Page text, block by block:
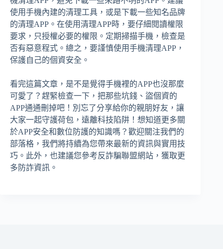
使用手機內建的清理工具，或是下載一些知名品牌
的清理APP。在使用清理APP時，要仔細閱讀權限
要求，只授權必要的權限。定期掃描手機，檢查是
否有惡意程式。總之，要謹慎使用手機清理APP，
保護自己的個資安全。
看完這篇文章，是不是覺得手機裡的APP也沒那麼
可愛了？趕緊檢查一下，把那些坑錢、盜個資的
APP通通刪掉吧！別忘了分享給你的親朋好友，讓
大家一起守護荷包，遠離科技陷阱！想知道更多關
於APP安全和數位防護的知識嗎？歡迎關注我們的
部落格，我們將持續為您帶來最新的資訊與實用技
巧。此外，也建議您參考反詐騙聯盟網站，獲取更
多防詐資訊。